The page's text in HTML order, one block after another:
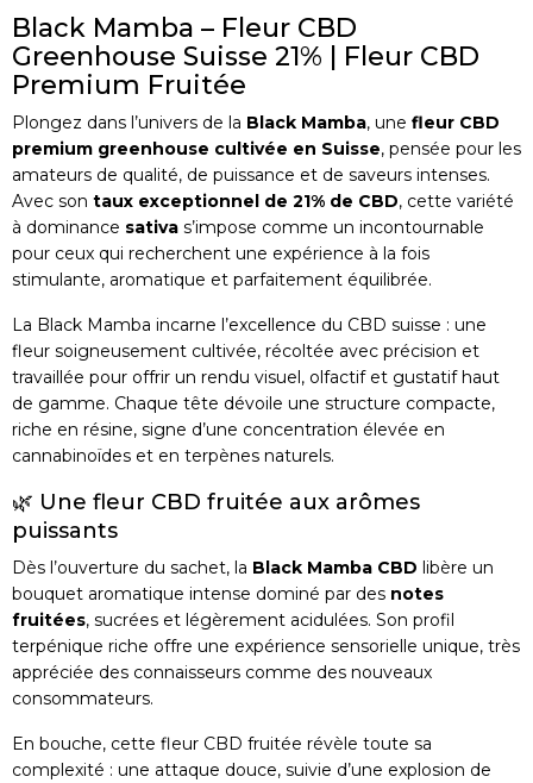
Black Mamba – Fleur CBD
Greenhouse Suisse 21% | Fleur CBD
Premium Fruitée
Plongez dans l’univers de la Black Mamba, une fleur CBD
premium greenhouse cultivée en Suisse, pensée pour les
amateurs de qualité, de puissance et de saveurs intenses.
Avec son taux exceptionnel de 21% de CBD, cette variété
à dominance sativa s’impose comme un incontournable
pour ceux qui recherchent une expérience à la fois
stimulante, aromatique et parfaitement équilibrée.
La Black Mamba incarne l’excellence du CBD suisse : une
fleur soigneusement cultivée, récoltée avec précision et
travaillée pour offrir un rendu visuel, olfactif et gustatif haut
de gamme. Chaque tête dévoile une structure compacte,
riche en résine, signe d’une concentration élevée en
cannabinoïdes et en terpènes naturels.
🌿 Une fleur CBD fruitée aux arômes
puissants
Dès l’ouverture du sachet, la Black Mamba CBD libère un
bouquet aromatique intense dominé par des notes
fruitées, sucrées et légèrement acidulées. Son profil
terpénique riche offre une expérience sensorielle unique, très
appréciée des connaisseurs comme des nouveaux
consommateurs.
En bouche, cette fleur CBD fruitée révèle toute sa
complexité : une attaque douce, suivie d’une explosion de